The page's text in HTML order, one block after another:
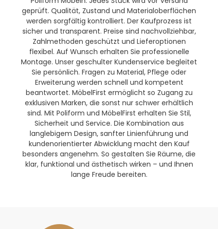
geprüft. Qualität, Zustand und Materialoberflächen
werden sorgfältig kontrolliert. Der Kaufprozess ist
sicher und transparent. Preise sind nachvollziehbar,
Zahlmethoden geschützt und Lieferoptionen
flexibel. Auf Wunsch erhalten Sie professionelle
Montage. Unser geschulter Kundenservice begleitet
Sie persönlich. Fragen zu Material, Pflege oder
Erweiterung werden schnell und kompetent
beantwortet. MöbelFirst ermöglicht so Zugang zu
exklusiven Marken, die sonst nur schwer erhältlich
sind. Mit Poliform und MöbelFirst erhalten Sie Stil,
Sicherheit und Service. Die Kombination aus
langlebigem Design, sanfter Linienführung und
kundenorientierter Abwicklung macht den Kauf
besonders angenehm. So gestalten Sie Räume, die
klar, funktional und ästhetisch wirken – und Ihnen
lange Freude bereiten.